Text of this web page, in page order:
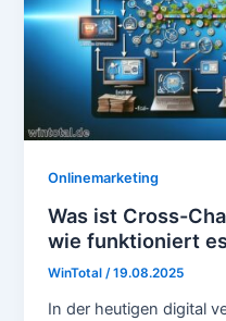
Onlinemarketing
Was ist Cross-
wie funktioniert
WinTotal/19.08.2025
In der heutigen digital